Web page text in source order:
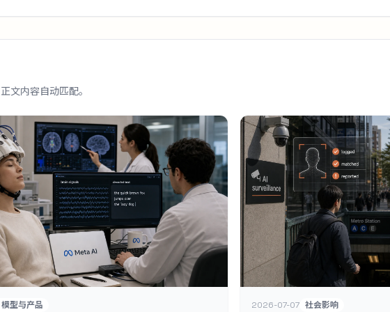
文内容自动匹配。
型与产品 2026-07-07 社会影响